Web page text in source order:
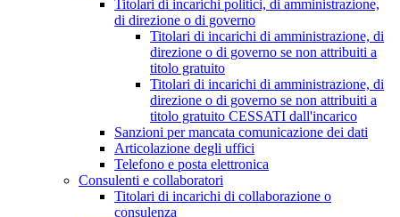
Titolari di incarichi politici, di amministrazione,
di direzione o di governo
Titolari di incarichi di amministrazione, di
direzione o di governo se non attribuiti a
titolo gratuito
Titolari di incarichi di amministrazione, di
direzione o di governo se non attribuiti a
titolo gratuito CESSATI dall'incarico
Sanzioni per mancata comunicazione dei dati
Articolazione degli uffici
Telefono e posta elettronica
Consulenti e collaboratori
Titolari di incarichi di collaborazione o
consulenza